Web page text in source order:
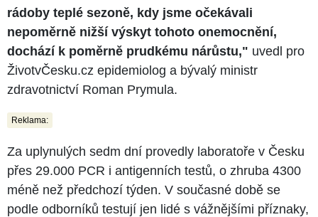
rádoby teplé sezoně, kdy jsme očekávali
nepoměrně nižší výskyt tohoto onemocnění,
dochází k poměrně prudkému nárůstu," uvedl pro
ŽivotvČesku.cz epidemiolog a bývalý ministr
zdravotnictví Roman Prymula.
Reklama:
Za uplynulých sedm dní provedly laboratoře v Česku
přes 29.000 PCR i antigenních testů, o zhruba 4300
méně než předchozí týden. V současné době se
podle odborníků testují jen lidé s vážnějšími příznaky,